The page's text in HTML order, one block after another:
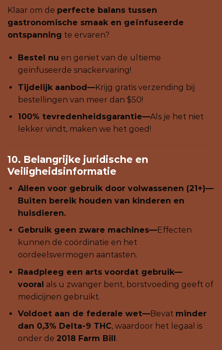
Klaar om de perfecte balans tussen
gastronomische smaak en geïnfuseerde
ontspanning te ervaren?
Bestel nu en geniet van de ultieme
geïnfuseerde snackervaring!
Tijdelijk aanbod—Krijg gratis verzending bij
bestellingen van meer dan $50!
100% tevredenheidsgarantie—Als je het niet
lekker vindt, maken we het goed!
10. Belangrijke juridische en
Veiligheidsinformatie
Alleen voor gebruik door volwassenen (21+)—
Buiten bereik houden van kinderen en
huisdieren.
Gebruik geen zware machines—Effecten
kunnen de coördinatie en het
oordeelsvermogen aantasten.
Raadpleeg een arts voordat gebruik—
vooral als u zwanger bent, borstvoeding geeft of
medicijnen gebruikt.
Voldoet aan de federale wet—Bevat minder
dan 0,3% Delta-9 THC, waardoor het legaal is
onder de 2018 Farm Bill .